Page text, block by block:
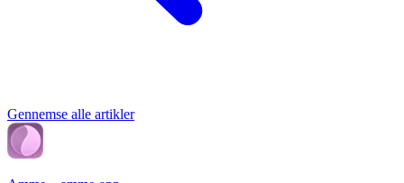
Gennemse alle artikler